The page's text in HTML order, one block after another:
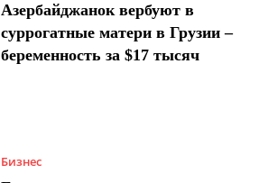
Азербайджанок вербуют в
суррогатные матери в Грузии –
беременность за $17 тысяч
Бизнес